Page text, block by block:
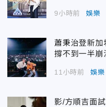
9小時前 娛樂
蕭秉治登新
撐不到一半崩
11小時前 娛樂
影/方順吉面